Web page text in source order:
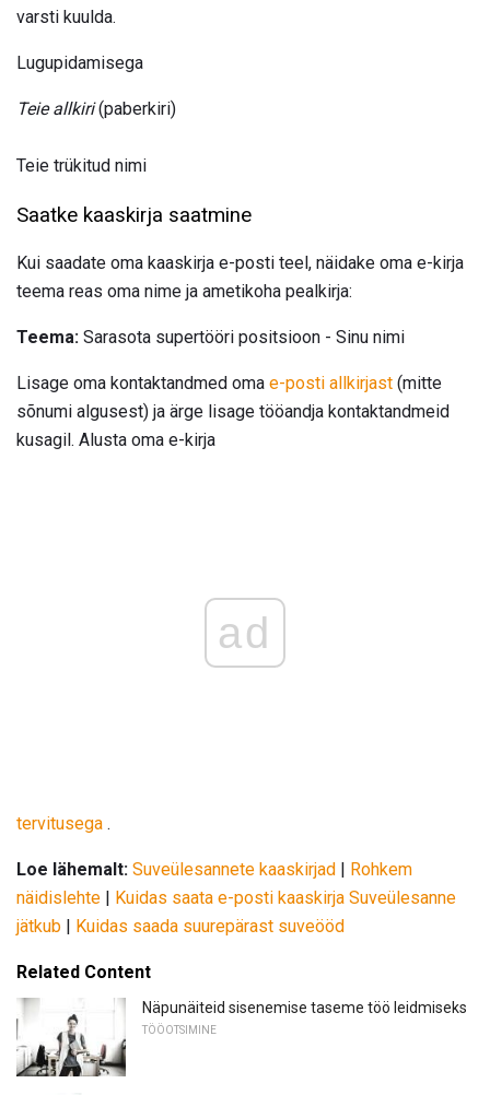
varsti kuulda.
Lugupidamisega
Teie allkiri(paberkiri)
Teie trükitud nimi
Saatke kaaskirja saatmine
Kui saadate oma kaaskirja e-posti teel, näidake oma e-kirja
teema reas oma nime ja ametikoha pealkirja:
Teema: Sarasota supertööri positsioon - Sinu nimi
Lisage oma kontaktandmed oma e-posti allkirjast (mitte
sõnumi algusest) ja ärge lisage tööandja kontaktandmeid
kusagil. Alusta oma e-kirja
ad
tervitusega .
Loe lähemalt: Suveülesannete kaaskirjad
Rohkem
näidislehte
Kuidas saata e-posti kaaskirja Suveülesanne
jätkub
Kuidas saada suurepärast suveööd
Related Content
Näpunäiteid sisenemise taseme töö leidmiseks
TÖÖOTSIMINE